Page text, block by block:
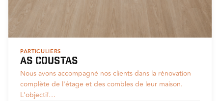
PARTICULIERS
As Coustas
Nous avons accompagné nos clients dans la rénovation
complète de l'étage et des combles de leur maison.
L'objectif…